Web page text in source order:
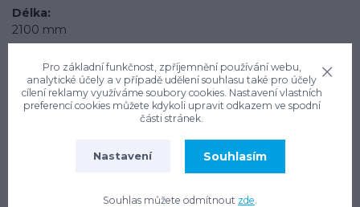
Délka
2100 mm
1300 mm
Výška
Pro základní funkčnost, zpříjemnění používání webu,
analytické účely a v případě udělení souhlasu také pro účely
cílení reklamy využíváme soubory cookies. Nastavení vlastních
preferencí cookies můžete kdykoli upravit odkazem ve spodní
části stránek.
Nastavení Souhlasím
Souhlas můžete odmítnout zde.